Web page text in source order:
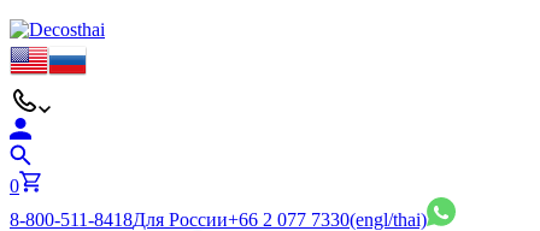
0
8-800-511-8418Для России+66 2 077 7330(engl/thai)